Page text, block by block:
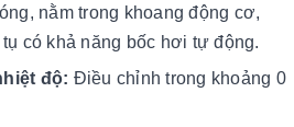
nằm trong khoang động cơ,
có khả năng bốc hơi tự động.
độ: Điều chỉnh trong khoảng 0